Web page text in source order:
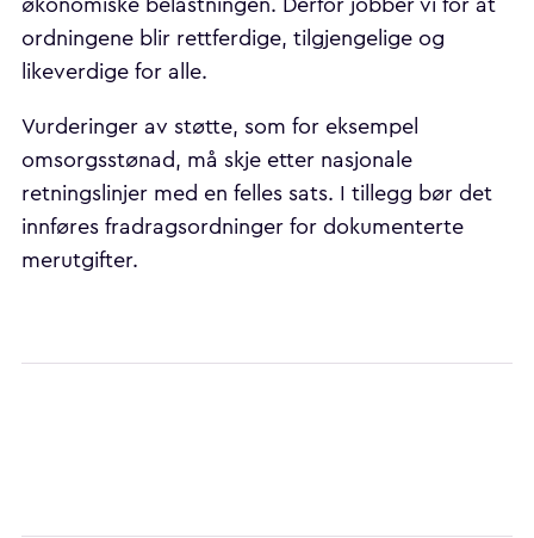
økonomiske belastningen. Derfor jobber vi for at
ordningene blir rettferdige, tilgjengelige og
likeverdige for alle.
Vurderinger av støtte, som for eksempel
omsorgsstønad, må skje etter nasjonale
retningslinjer med en felles sats. I tillegg bør det
innføres fradragsordninger for dokumenterte
merutgifter.